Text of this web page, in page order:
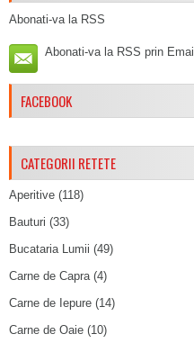
Abonati-va la RSS
Abonati-va la RSS prin Email
FACEBOOK
CATEGORII RETETE
Aperitive (118)
Bauturi (33)
Bucataria Lumii (49)
Carne de Capra(4)
Carne de Iepure (14)
Carne de Oaie (10)